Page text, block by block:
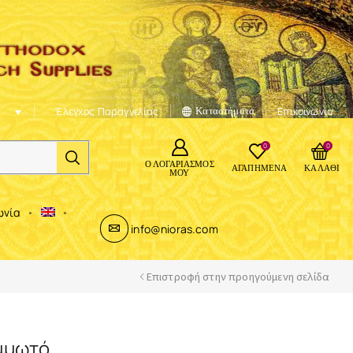
Έλεγχος Παραγγελίας Καταστήματα Επικοινωνία
Ο ΛΟΓΑΡΙΑΣΜΌΣ
ΜΟΥ
0
ΑΓΑΠΗΜΈΝΑ
0
ΚΑΛΆΘΙ
info@nioras.com
Επιστροφή στην προηγούμενη σελίδα